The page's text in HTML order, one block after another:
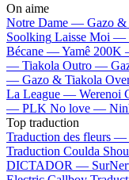
On aime
Notre Dame — Gazo &
Soolking Laisse Moi —
Bécane —Yamê 200K
— Tiakola Outro —
— Gazo & Tiakola
La League — Werenoi
— PLK No love —
Top traduction
Traduction des fleurs —
Traduction Coulda
DICTADOR —